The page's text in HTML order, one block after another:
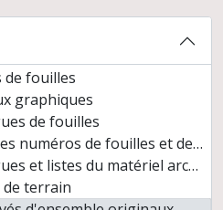
(Eynan) puis de Beisamoun-Mallaha
Horvat) sous la direction de Jean Perrot
de fouilles
graphiques
de fouilles
de fouilles et des loci et schémas stratigraphiques
et listes du matériel archéologique
de terrain